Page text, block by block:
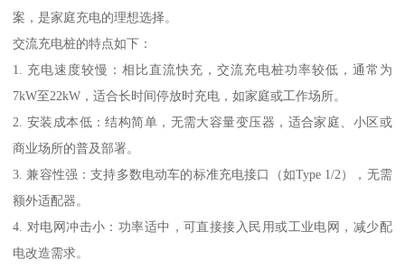
案，是家庭充电的理想选择。
交流充电桩的特点如下：
1. 充电速度较慢：相比直流快充，交流充电桩功率较低，通常为
7kW至22kW，适合长时间停放时充电，如家庭或工作场所。
2. 安装成本低：结构简单，无需大容量变压器，适合家庭、小区或
商业场所的普及部署。
3. 兼容性强：支持多数电动车的标准充电接口（如Type 1/2），无需
额外适配器。
4. 对电网冲击小：功率适中，可直接接入民用或工业电网，减少配
电改造需求。